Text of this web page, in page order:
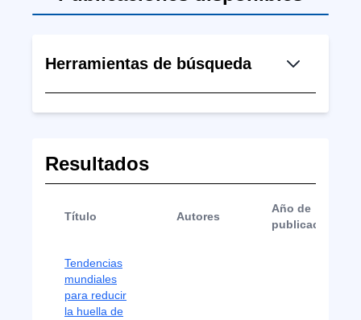
Herramientas de búsqueda
Resultados
Título Autores
Año de
publicación
Tendencias
mundiales
para reducir
la huella de